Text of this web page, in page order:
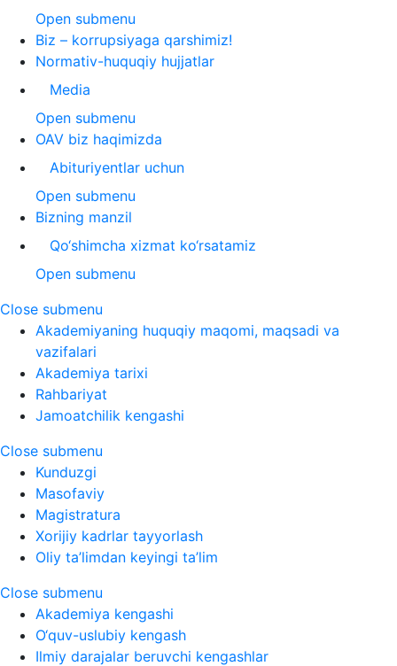
Open submenu
Biz – korrupsiyaga qarshimiz!
Normativ-huquqiy hujjatlar
Media
Open submenu
OAV biz haqimizda
Abituriyentlar uchun
Open submenu
Bizning manzil
Qo‘shimcha xizmat ko‘rsatamiz
Open submenu
Close submenu
Akademiyaning huquqiy maqomi, maqsadi va
vazifalari
Akademiya tarixi
Rahbariyat
Jamoatchilik kengashi
Close submenu
Kunduzgi
Masofaviy
Magistratura
Xorijiy kadrlar tayyorlash
Oliy ta’limdan keyingi ta’lim
Close submenu
Akademiya kengashi
O‘quv-uslubiy kengash
Ilmiy darajalar beruvchi kengashlar